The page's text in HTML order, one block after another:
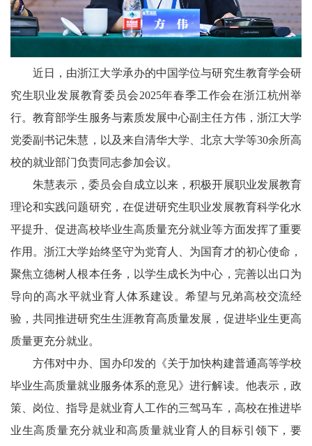
近日，由浙江大学承办的中国学位与研究生教育学会研
究生职业发展教育委员会2025年春季工作会在浙江杭州举
行。教育部学生服务与素质发展中心副主任方伟，浙江大学
党委副书记朱慧，以及来自清华大学、北京大学等30余所高
校的就业部门负责同志参加会议。
朱慧表示，委员会自成立以来，积极开展职业发展教育
理论和实践问题研究，在促进研究生职业发展教育科学化水
平提升、促进高校毕业生高质量充分就业等方面发挥了重要
作用。浙江大学始终坚守为党育人、为国育才的初心使命，
聚焦立德树人根本任务，以学生成长为中心，完善以出口为
导向的高水平就业育人体系建设。希望与兄弟高校交流经
验，共同推进研究生生涯教育高质量发展，促进毕业生更高
质量更充分就业。
方伟对中办、国办印发的《关于加快构建普通高等学校
毕业生高质量就业服务体系的意见》进行解读。他表示，政
策、岗位、指导是就业育人工作的三驾马车，高校在推进毕
业生高质量充分就业和高质量就业育人的目标引领下，要